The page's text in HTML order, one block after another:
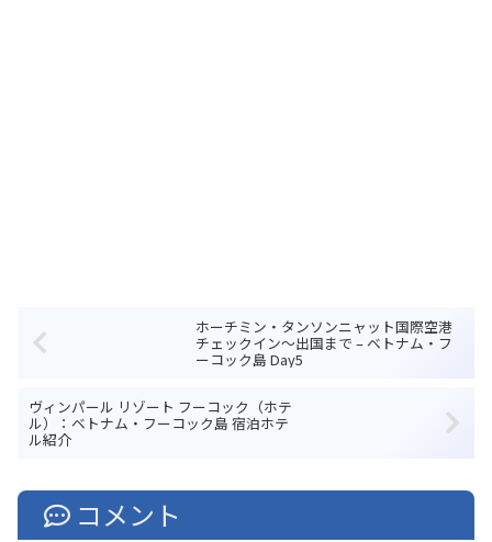
ホーチミン・タンソンニャット国際空港
チェックイン～出国まで – ベトナム・フ
ーコック島 Day5
ヴィンパール リゾート フーコック（ホテ
ル）：ベトナム・フーコック島 宿泊ホテ
ル紹介
コメント